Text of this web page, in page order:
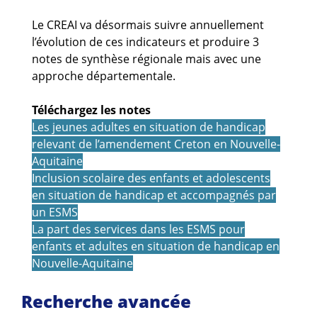
Le CREAI va désormais suivre annuellement
l’évolution de ces indicateurs et produire 3
notes de synthèse régionale mais avec une
approche départementale.
Téléchargez les notes
Les jeunes adultes en situation de handicap
relevant de l’amendement Creton en Nouvelle-
Aquitaine
Inclusion scolaire des enfants et adolescents
en situation de handicap et accompagnés par
un ESMS
La part des services dans les ESMS pour
enfants et adultes en situation de handicap en
Nouvelle-Aquitaine
Recherche avancée